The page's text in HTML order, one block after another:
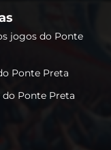
jogos do Ponte
Ponte Preta
do Ponte Preta